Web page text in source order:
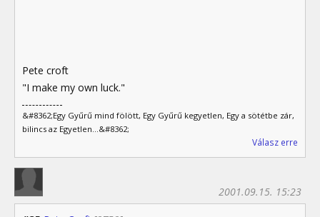
Pete croft
"I make my own luck."
&#8362;Egy Gyűrű mind fölött, Egy Gyűrű kegyetlen, Egy a sötétbe zár,
bilincs az Egyetlen...&#8362;
Válasz erre
2001.09.15. 15:23